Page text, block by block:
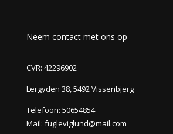
Neem contact met ons op
CVR: 42296902
Lergyden 38, 5492 Vissenbjerg
Telefoon: 50654854
Mail: fugleviglund@mail.com